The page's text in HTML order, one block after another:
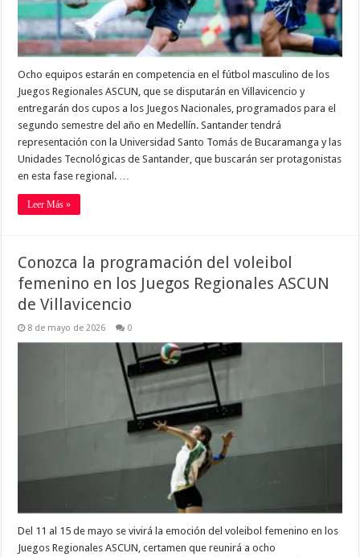
Ocho equipos estarán en competencia en el fútbol masculino de los
Juegos Regionales ASCUN, que se disputarán en Villavicencio y
entregarán dos cupos a los Juegos Nacionales, programados para el
segundo semestre del año en Medellín. Santander tendrá
representación con la Universidad Santo Tomás de Bucaramanga y las
Unidades Tecnológicas de Santander, que buscarán ser protagonistas
en esta fase regional. …
Leer Más »
Conozca la programación del voleibol
femenino en los Juegos Regionales ASCUN
de Villavicencio
8 de mayo de 2026 0
Del 11 al 15 de mayo se vivirá la emoción del voleibol femenino en los
Juegos Regionales ASCUN, certamen que reunirá a ocho